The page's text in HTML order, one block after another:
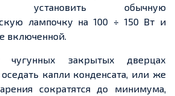
установить обычную
лампочку на 100 ÷ 150 Вт и
включенной.
чугунных закрытых дверцах
капли конденсата, или же
сократятся до минимума,